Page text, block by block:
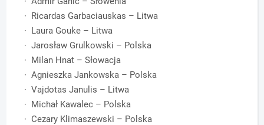
· Ricardas Garbaciauskas – Litwa
· Laura Gouke – Litwa
· Jarosław Grulkowski – Polska
· Milan Hnat – Słowacja
· Agnieszka Jankowska – Polska
· Vajdotas Janulis – Litwa
· Michał Kawalec – Polska
· Cezary Klimaszewski – Polska